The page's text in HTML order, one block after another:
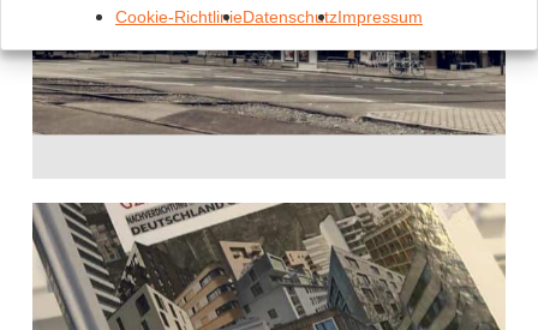
Cookie-RichtlinieDatenschutzImpressum
Leben in der Stadt
9. Juni 2021